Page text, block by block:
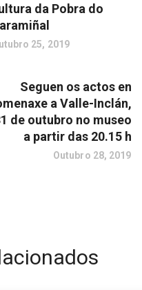
da Pobra do
25, 2019
Seguen os actos en
a Valle-Inclán,
de outubro no museo
a partir das 20.15 h
Outubro 28, 2019